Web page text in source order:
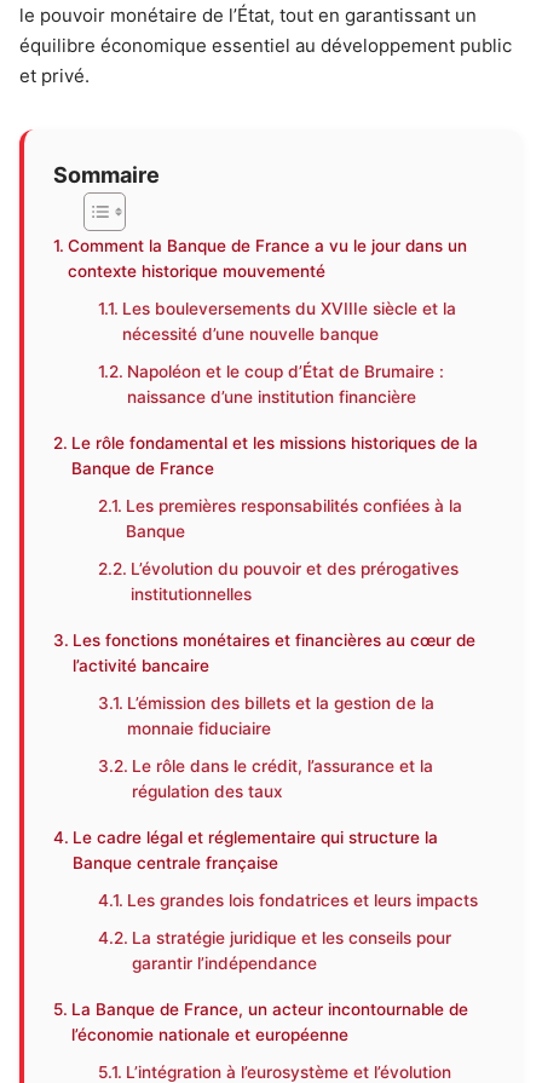
le pouvoir monétaire de l’État, tout en garantissant un
équilibre économique essentiel au développement public
et privé.
Sommaire
Comment la Banque de France a vu le jour dans un
contexte historique mouvementé
Les bouleversements du XVIIIe siècle et la
nécessité d’une nouvelle banque
Napoléon et le coup d’État de Brumaire :
naissance d’une institution financière
Le rôle fondamental et les missions historiques de la
Banque de France
Les premières responsabilités confiées à la
Banque
L’évolution du pouvoir et des prérogatives
institutionnelles
Les fonctions monétaires et financières au cœur de
l’activité bancaire
L’émission des billets et la gestion de la
monnaie fiduciaire
Le rôle dans le crédit, l’assurance et la
régulation des taux
Le cadre légal et réglementaire qui structure la
Banque centrale française
Les grandes lois fondatrices et leurs impacts
La stratégie juridique et les conseils pour
garantir l’indépendance
La Banque de France, un acteur incontournable de
l’économie nationale et européenne
L’intégration à l’eurosystème et l’évolution